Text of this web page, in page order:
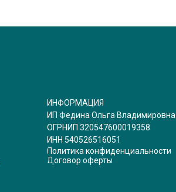
ИНФОРМАЦИЯ
ИП Федина Ольга Владимировна
ОГРНИП 320547600019358
ИНН 540526516051
Политика конфиденциальности
Договор оферты